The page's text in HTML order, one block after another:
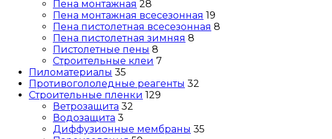
Пена монтажная 28
Пена монтажная всесезонная 19
Пена пистолетная всесезонная 8
Пена пистолетная зимняя 8
Пистолетные пены 8
Строительные клеи 7
Пиломатериалы 35
Противогололедные реагенты 32
Строительные пленки 129
Ветрозащита 32
Водозащита 3
Диффузионные мембраны 35